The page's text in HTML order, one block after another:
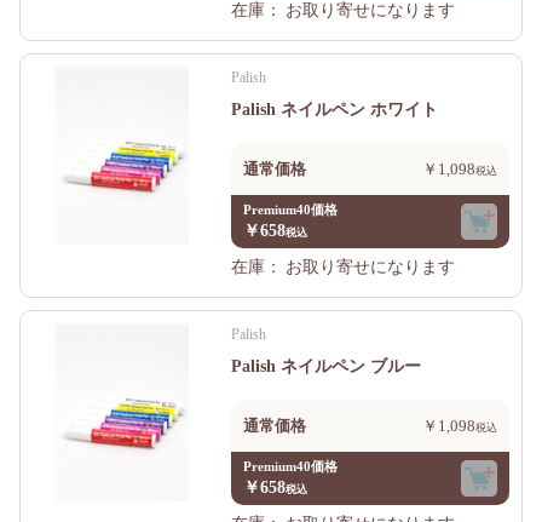
在庫：
お取り寄せになります
Palish
Palish ネイルペン ホワイト
通常価格 ￥1,098
Premium40価格
￥658
在庫：
お取り寄せになります
Palish
Palish ネイルペン ブルー
通常価格 ￥1,098
Premium40価格
￥658